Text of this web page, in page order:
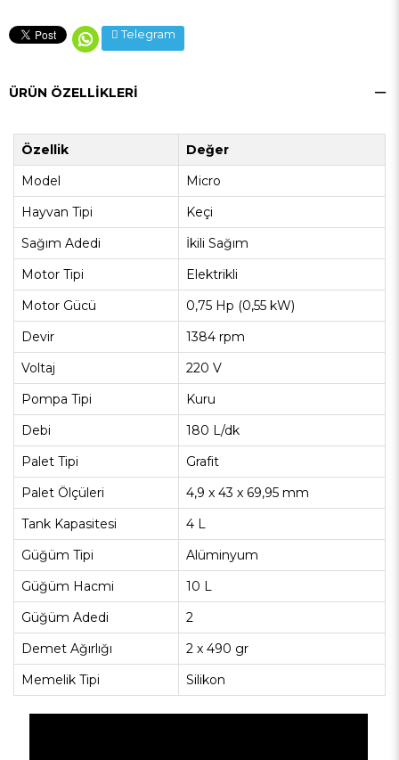
Telegram
ÜRÜN ÖZELLIKLERI
Özellik
Değer
Model
Micro
Hayvan Tipi
Keçi
Sağım Adedi
İkili Sağım
Motor Tipi
Elektrikli
Motor Gücü
0,75 Hp (0,55 kW)
Devir
1384 rpm
Voltaj
220 V
Pompa Tipi
Kuru
Debi
180 L/dk
Palet Tipi
Grafit
Palet Ölçüleri
4,9 x 43 x 69,95 mm
Tank Kapasitesi
4 L
Güğüm Tipi
Alüminyum
Güğüm Hacmi
10 L
Güğüm Adedi
2
Demet Ağırlığı
2 x 490 gr
Memelik Tipi
Silikon